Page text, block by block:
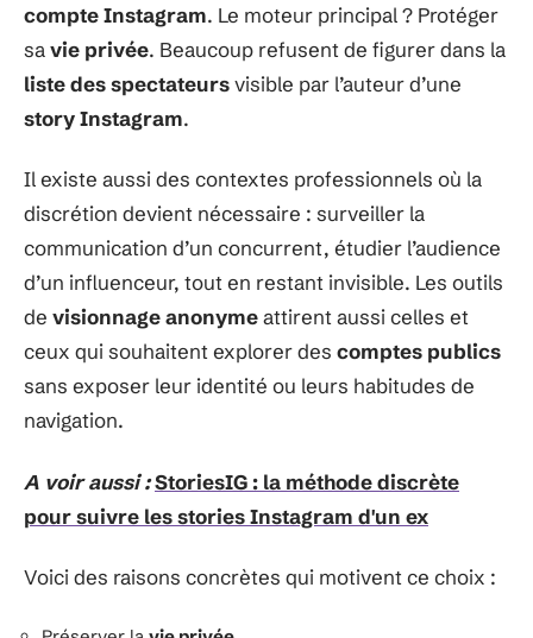
compte Instagram. Le moteur principal ? Protéger
savie privée. Beaucoup refusent de figurer dans la
liste des spectateursvisible par l’auteur d’une
story Instagram.
Il existe aussi des contextes professionnels où la
discrétion devient nécessaire : surveiller la
communication d’un concurrent, étudier l’audience
d’un influenceur, tout en restant invisible. Les outils
de visionnage anonymeattirent aussi celles et
ceux qui souhaitent explorer des comptes publics
sans exposer leur identité ou leurs habitudes de
navigation.
A voir aussi :StoriesIG : la méthode discrète
pour suivre les stories Instagram d'un ex
Voici des raisons concrètes qui motivent ce choix :